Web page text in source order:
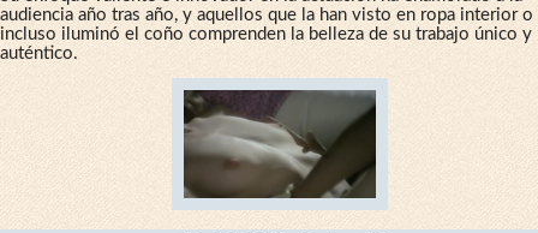
audiencia año tras año, y aquellos que la han visto en ropa interior o
incluso iluminó el coño comprenden la belleza de su trabajo único y
auténtico.